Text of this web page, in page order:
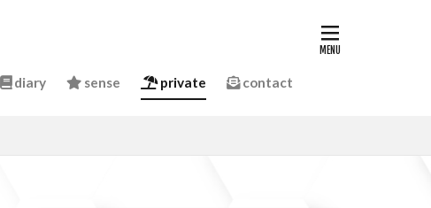
diary sense private contact